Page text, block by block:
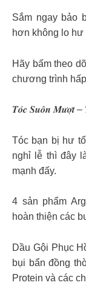
Sắm ngay bảo
hơn không lo hư
Hãy bấm theo
chương trình
𝑻𝒐́𝒄 𝑺𝒖𝒐̂𝒏 𝑴𝒖̛𝒐̛̣𝒕 –
Tóc bạn bị hư
nghỉ lễ thì đây
mạnh đấy.
4 sản phẩm
hoàn thiện các
Dầu Gội Phục
bụi bẩn đồng
Protein và các